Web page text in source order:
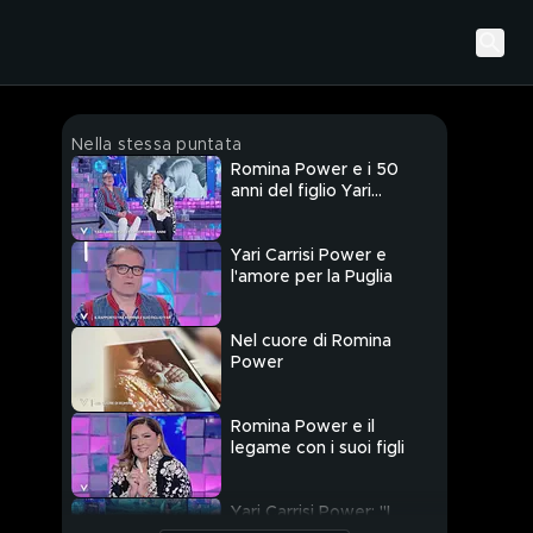
Nella stessa puntata
Romina Power e i 50
anni del figlio Yari
Yari Carrisi Power e
l'amore per la Puglia
Nel cuore di Romina
Power
Romina Power e il
legame con i suoi figli
Yari Carrisi Power: "I